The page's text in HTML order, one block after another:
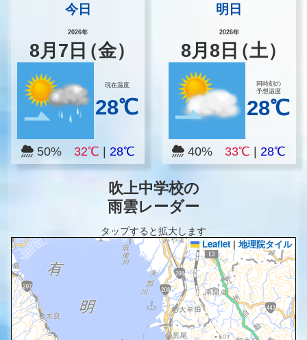
今日
2026年
8月 7 日（金）
現在温度
28℃
50% 32℃ 28℃
明日
2026年
8月8 日（土）
同時刻の
予想温度
28℃
40% 33℃ |28℃
吹上中学校の
雨雲レーダー
タップすると拡大します
Leaflet | 地理院タイル